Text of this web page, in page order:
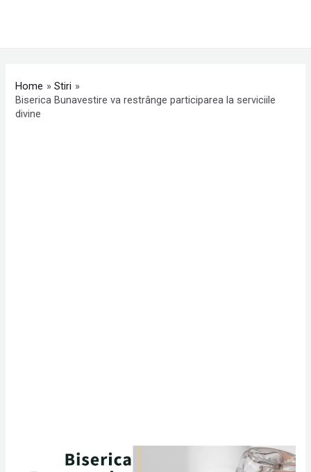
Home
Stiri
Biserica Bunavestire va restrânge participarea la serviciile
divine